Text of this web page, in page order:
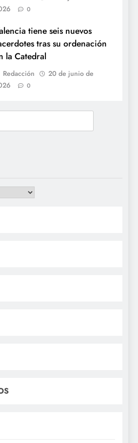
0
tiene seis nuevos
tras su ordenación
la Catedral
Redacción
20 de junio de
0